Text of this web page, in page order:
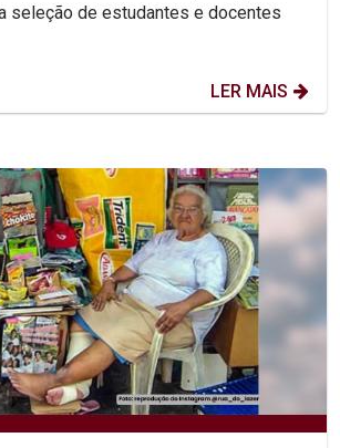
seleção de estudantes e docentes
LER MAIS